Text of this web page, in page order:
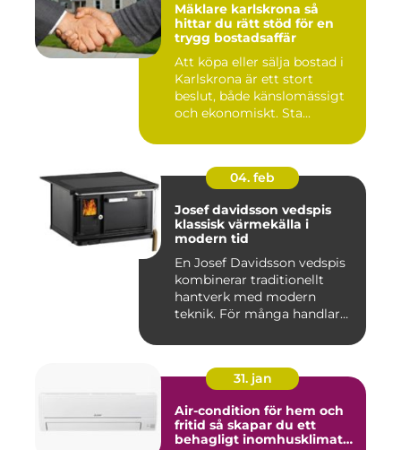
Mäklare karlskrona så
hittar du rätt stöd för en
trygg bostadsaffär
Att köpa eller sälja bostad i
Karlskrona är ett stort
beslut, både känslomässigt
och ekonomiskt. Sta...
04. feb
Josef davidsson vedspis
klassisk värmekälla i
modern tid
En Josef Davidsson vedspis
kombinerar traditionellt
hantverk med modern
teknik. För många handlar
31. jan
Air-condition för hem och
fritid så skapar du ett
behagligt inomhusklimat